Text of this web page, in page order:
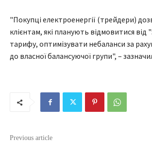
"Покупці електроенергії (трейдери)
клієнтам, які планують відмовитися від
тарифу, оптимізувати небаланси за
до власної балансуючої групи", –
Previous article